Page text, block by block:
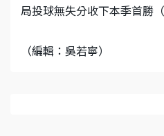
局投球無失分收下本季首勝
（編輯：吳若寧）